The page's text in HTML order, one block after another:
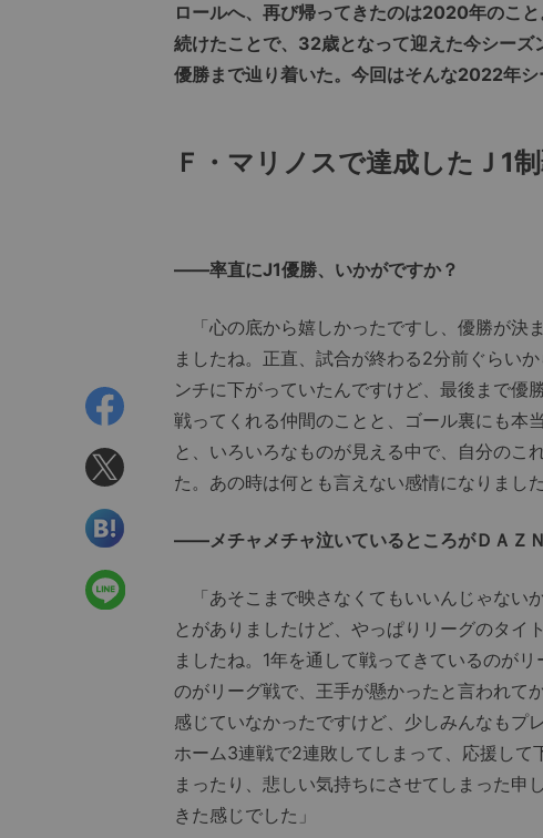
ロールへ、再び帰ってきたのは2020年のこ
続けたことで、32歳となって迎えた今シーズ
優勝まで辿り着いた。今回はそんな2022年シ
Ｆ・マリノスで達成したＪ1
――率直にJ1優勝、いかがですか？
「心の底から嬉しかったですし、優勝が決
ましたね。正直、試合が終わる2分前ぐらい
ンチに下がっていたんですけど、最後まで優
戦ってくれる仲間のことと、ゴール裏にも本
と、いろいろなものが見える中で、自分のこ
た。あの時は何とも言えない感情になりました
――メチャメチャ泣いているところがＤＡＺＮ
「あそこまで映さなくてもいいんじゃない
とがありましたけど、やっぱりリーグのタイ
ましたね。1年を通して戦ってきているのが
のがリーグ戦で、王手が懸かったと言われて
感じていなかったですけど、少しみんなもプ
ホーム3連戦で2連敗してしまって、応援し
まったり、悲しい気持ちにさせてしまった申
きた感じでした」